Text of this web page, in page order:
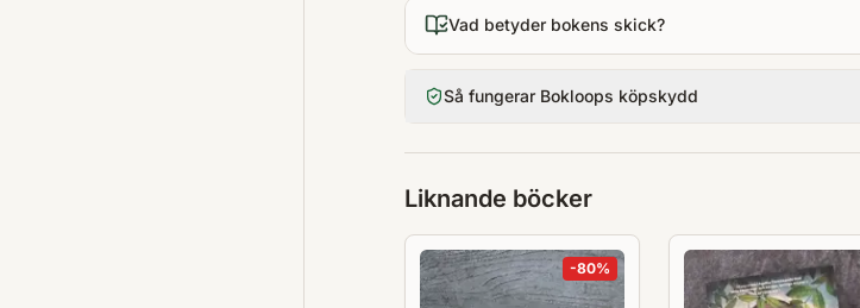
Vad betyder bokens skick?
Så fungerar Bokloops köpskydd
Liknande böcker
-80%